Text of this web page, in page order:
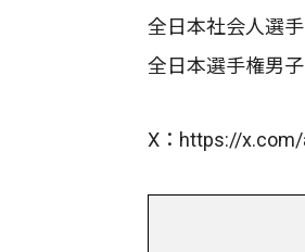
全日本社会人選
全日本選手権男
X：https://